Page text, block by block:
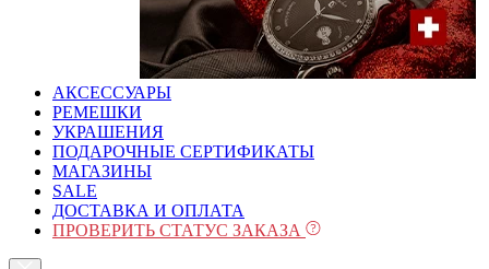
АКСЕССУАРЫ
РЕМЕШКИ
УКРАШЕНИЯ
ПОДАРОЧНЫЕ СЕРТИФИКАТЫ
МАГАЗИНЫ
SALE
ДОСТАВКА И ОПЛАТА
ПРОВЕРИТЬ СТАТУС ЗАКАЗА